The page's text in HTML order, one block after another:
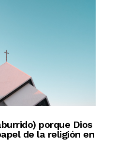
porque Dios
de la religión en